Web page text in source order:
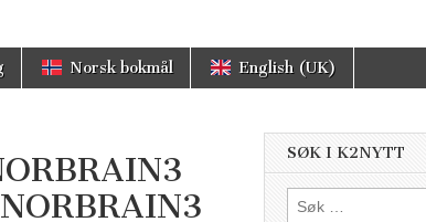
Norsk bokmål English (UK)
SØK I K2NYTT
Søk